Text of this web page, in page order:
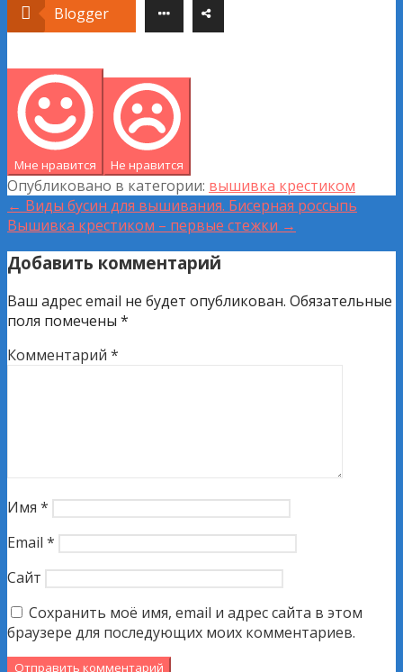
Blogger
Мне нравится Не нравится
Опубликовано в категории: вышивка крестиком
Навигация
по
записям
← Виды бусин для вышивания. Бисерная россыпь
Вышивка крестиком – первые стежки →
Добавить комментарий
Ваш адрес email не будет опубликован. Обязательные
поля помечены *
Комментарий *
Имя *
Email *
Сайт
Сохранить моё имя, email и адрес сайта в этом
браузере для последующих моих комментариев.